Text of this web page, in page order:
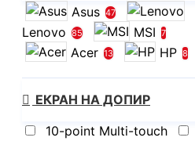
Asus 47
Lenovo 85 MSI 7
Acer 13 HP 8
ЕКРАН НА ДОПИР
10-point Multi-touch